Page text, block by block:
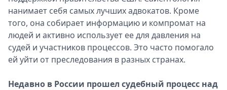
нанимает себя самых лучших адвокатов. Кроме
того, она собирает информацию и компромат на
людей и активно использует ее для давления на
судей и участников процессов. Это часто помогало
ей уйти от преследования в разных странах.
Недавно в России прошел судебный процесс над